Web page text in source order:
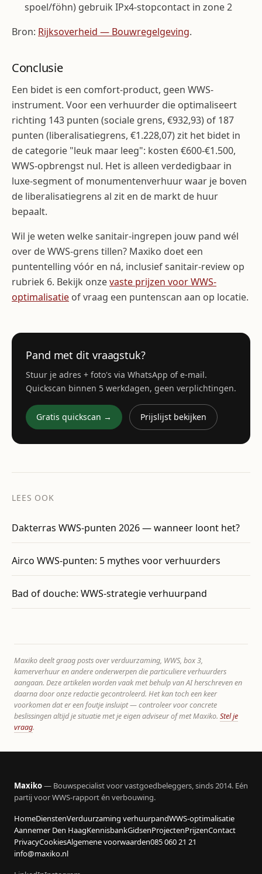
spoel/föhn) gebruik IPx4-stopcontact in zone 2
Bron: Rijksoverheid — Bouwregelgeving.
Conclusie
Een bidet is een comfort-product, geen WWS-
instrument. Voor een verhuurder die optimaliseert
richting 143 punten (sociale grens, €932,93) of 187
punten (liberalisatiegrens, €1.228,07) zit het bidet in
de categorie "leuk maar leeg": kosten €600-€1.500,
WWS-opbrengst nul. Het is alleen verdedigbaar in
luxe-segment of monumentenverhuur waar je boven
de liberalisatiegrens al zit en de markt de huur
bepaalt.
Wil je weten welke sanitair-ingrepen jouw pand wél
over de WWS-grens tillen? Maxiko doet een
puntentelling vóór en ná, inclusief sanitair-review op
rubriek 6. Bekijk onzevaste prijzen voor WWS-
optimalisatie of vraag een puntenscan aan op locatie.
Pand met dit vraagstuk?
Stuur je adres + foto's via WhatsApp of e-mail.
Quickscan binnen 5 werkdagen, geen verplichtingen.
Gratis quickscan → Prijslijst bekijken
LEES OOK
Dakterras WWS-punten 2026 — wanneer loont het?
Airco WWS-punten: 5 mythes voor verhuurders
Bad of douche: WWS-strategie verhuurpand
Maxiko deelt graag posts over verduurzaming, WWS, box 3,
kamerverhuur en andere onderwerpen die particuliere verhuurders
aangaan. Deze artikelen worden vaak met behulp van AI herschreven en
daarna door onze redactie gecontroleerd. Het kan toch een keer
voorkomen dat er een foutje insluipt — controleer voor concrete
beslissingen altijd je situatie met je eigen adviseur of met Maxiko. Stel je
vraag.
Maxiko— Bouwspecialist voor vastgoedbeleggers, sinds 2014. Eén
partij voor WWS-rapport én verbouwing.
HomeDienstenVerduurzaming verhuurpandWWS-optimalisatie
Aannemer Den HaagKennisbankGidsenProjectenPrijzenContact
PrivacyCookiesAlgemene voorwaarden085 060 21 21
info@maxiko.nl